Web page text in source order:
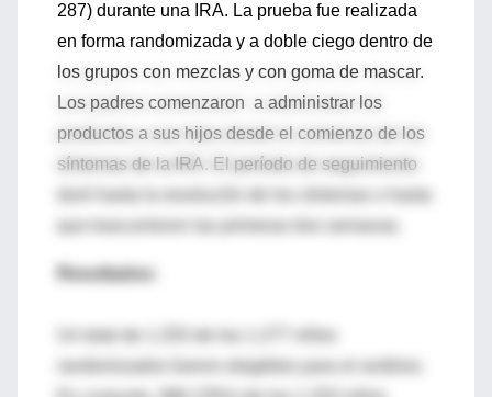
287) durante una IRA. La prueba fue realizada
en forma randomizada y a doble ciego dentro de
los grupos con mezclas y con goma de mascar.
Los padres comenzaron a administrar los
productos a sus hijos desde el comienzo de los
síntomas de la IRA. El período de seguimiento
Resultados:
randomizados fueron elegibles para el análisis.